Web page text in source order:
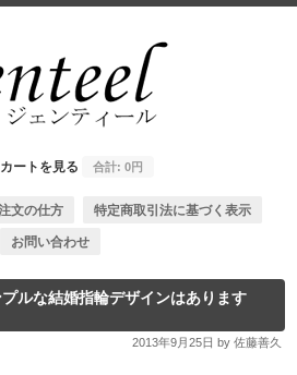
カートを見る 合計: 0円
文の仕方 特定商取引法に基づく表示
お問い合わせ
プルな結婚指輪デザインはあります
2013年9月25日 by 佐藤善久